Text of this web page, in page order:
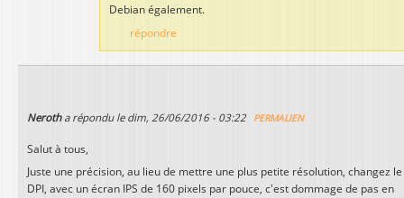
Debian également.
répondre
Nerotha répondu le dim, 26/06/2016 - 03:22 PERMALIEN
Salut à tous,
Juste une précision, au lieu de mettre une plus petite résolution, changez le
DPI, avec un écran IPS de 160 pixels par pouce, c'est dommage de pas en